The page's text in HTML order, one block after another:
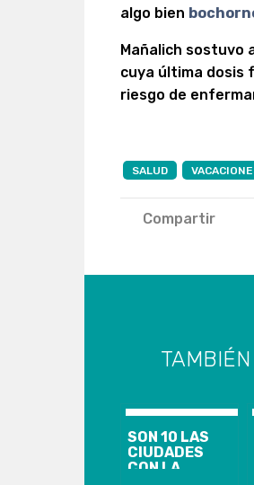
algo bien
Mañalich sostuvo
cuya última dosis
riesgo de
SALUD
Compartir
SON 10 LAS
CIUDADES
CON LA